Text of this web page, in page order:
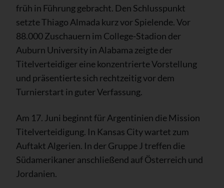
früh in Führung gebracht. Den Schlusspunkt
setzte Thiago Almada kurz vor Spielende. Vor
88.000 Zuschauern im College-Stadion der
Auburn University in Alabama zeigte der
Titelverteidiger eine konzentrierte Vorstellung
und präsentierte sich rechtzeitig vor dem
Turnierstart in guter Verfassung.
Am 17. Juni beginnt für Argentinien die Mission
Titelverteidigung. In Kansas City wartet zum
Auftakt Algerien. In der Gruppe J treffen die
Südamerikaner anschließend auf Österreich und
Jordanien.